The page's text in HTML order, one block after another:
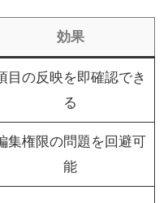
効果
目の反映を即確認でき
る
集権限の問題を回避可
能